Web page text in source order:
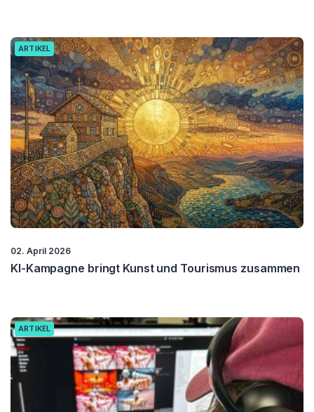
ARTIKEL
02. April 2026
KI-Kampagne bringt Kunst und Tourismus zusammen
ARTIKEL